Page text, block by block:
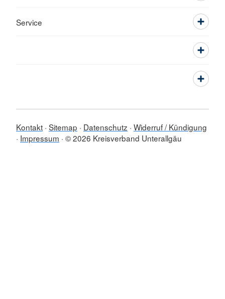
Service
Kontakt Sitemap Datenschutz Widerruf / Kündigung
Impressum © 2026 Kreisverband Unterallgäu